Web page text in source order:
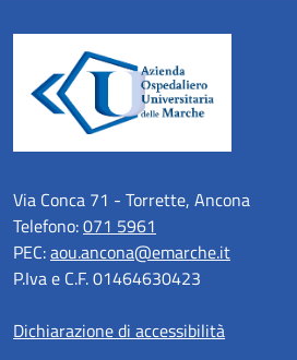
Via Conca 71 - Torrette, Ancona
Telefono:071 5961
PEC:aou.ancona@emarche.it
P.Iva e C.F. 01464630423
Dichiarazione di accessibilità